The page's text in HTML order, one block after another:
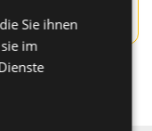
Sie ihnen
im